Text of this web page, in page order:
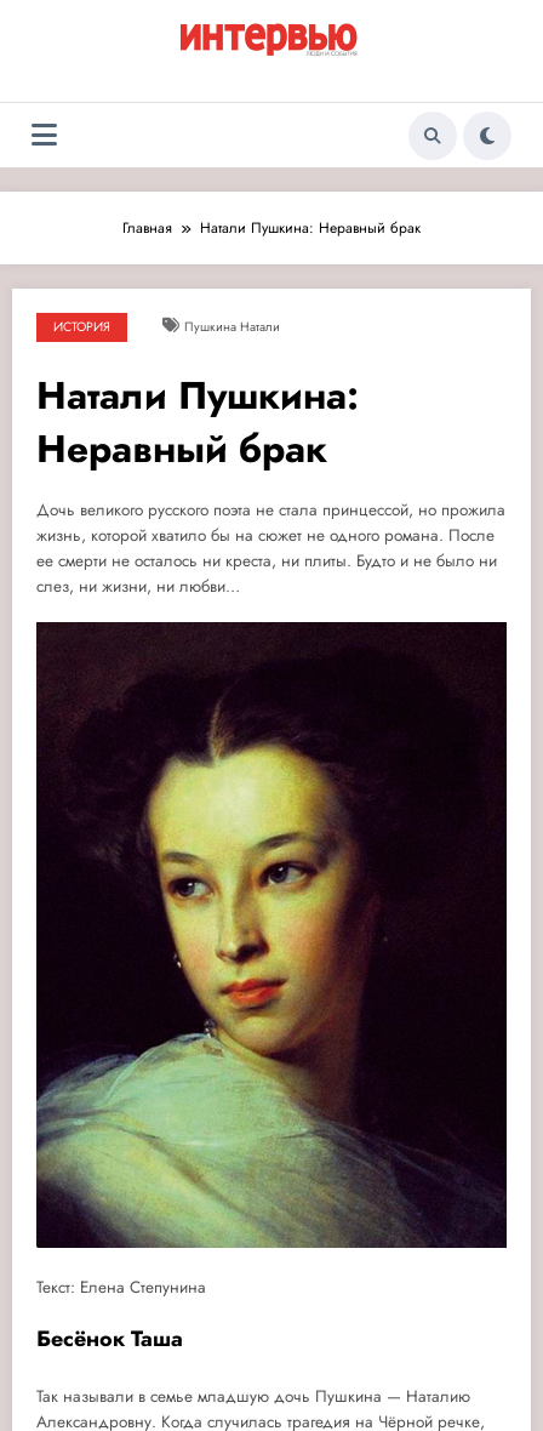
Журнал «Интервью:
Люди и события»
Люди и события
Главная Натали Пушкина: Неравный брак
ИСТОРИЯ Пушкина Натали
Натали Пушкина:
Неравный брак
Дочь великого русского поэта не стала принцессой, но прожила
жизнь, которой хватило бы на сюжет не одного романа. После
ее смерти не осталось ни креста, ни плиты. Будто и не было ни
слез, ни жизни, ни любви…
Текст: Елена Степунина
Бесёнок Таша
Так называли в семье младшую дочь Пушкина — Наталию
Александровну. Когда случилась трагедия на Чёрной речке,